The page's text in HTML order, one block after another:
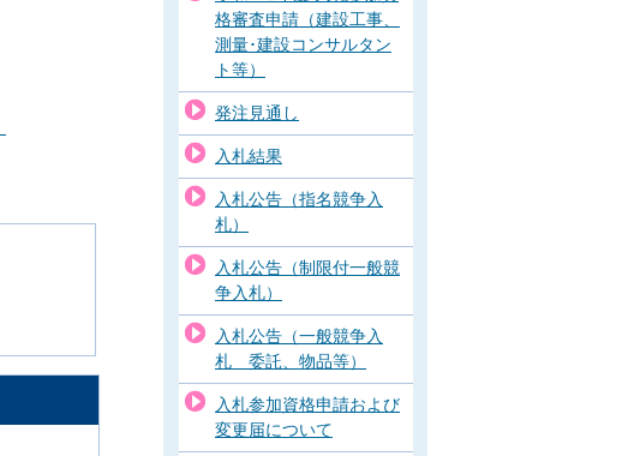
格審査申請（建設工事、
測量･建設コンサルタン
ト等）
発注見通し
入札結果
入札公告（指名競争入
札）
入札公告（制限付一般競
争入札）
入札公告（一般競争入
札 委託、物品等）
入札参加資格申請および
変更届について